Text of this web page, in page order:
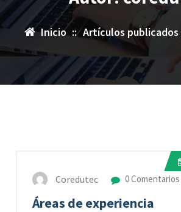
Inicio :: Artículos
Coredutec 0 Comentarios
Áreas de experiencia